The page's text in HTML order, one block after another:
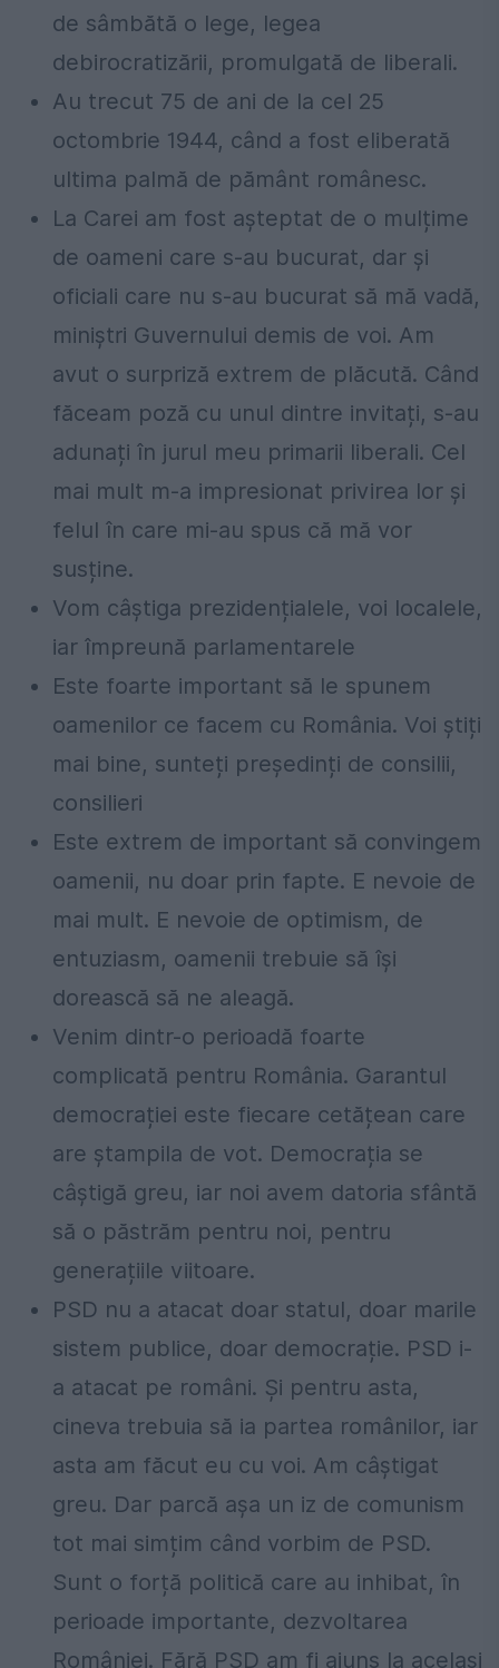
de sâmbătă o lege, legea
debirocratizării, promulgată de liberali.
Au trecut 75 de ani de la cel 25
octombrie 1944, când a fost eliberată
ultima palmă de pământ românesc.
La Carei am fost așteptat de o mulțime
de oameni care s-au bucurat, dar și
oficiali care nu s-au bucurat să mă vadă,
miniștri Guvernului demis de voi. Am
avut o surpriză extrem de plăcută. Când
făceam poză cu unul dintre invitați, s-au
adunați în jurul meu primarii liberali. Cel
mai mult m-a impresionat privirea lor și
felul în care mi-au spus că mă vor
susține.
Vom câștiga prezidențialele, voi localele,
iar împreună parlamentarele
Este foarte important să le spunem
oamenilor ce facem cu România. Voi știți
mai bine, sunteți președinți de consilii,
consilieri
Este extrem de important să convingem
oamenii, nu doar prin fapte. E nevoie de
mai mult. E nevoie de optimism, de
entuziasm, oamenii trebuie să își
dorească să ne aleagă.
Venim dintr-o perioadă foarte
complicată pentru România. Garantul
democrației este fiecare cetățean care
are ștampila de vot. Democrația se
câștigă greu, iar noi avem datoria sfântă
să o păstrăm pentru noi, pentru
generațiile viitoare.
PSD nu a atacat doar statul, doar marile
sistem publice, doar democrație. PSD i-
a atacat pe români. Și pentru asta,
cineva trebuia să ia partea românilor, iar
asta am făcut eu cu voi. Am câștigat
greu. Dar parcă așa un iz de comunism
tot mai simțim când vorbim de PSD.
Sunt o forță politică care au inhibat, în
perioade importante, dezvoltarea
României. Fără PSD am fi ajuns la același